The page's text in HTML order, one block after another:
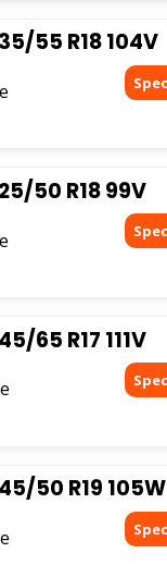
55 R18 104V
50 R18 99V
65 R17 111V
50 R19 105W